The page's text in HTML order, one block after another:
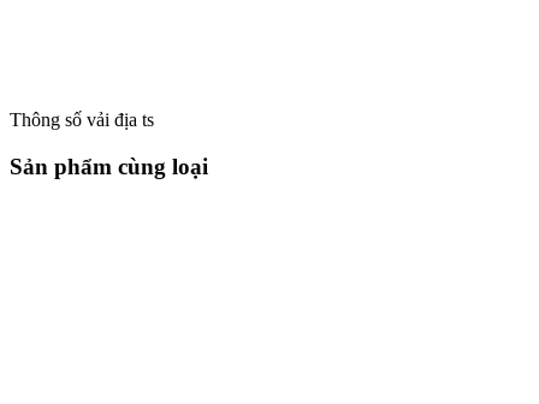
Thông số vải địa ts
Sản phẩm cùng loại